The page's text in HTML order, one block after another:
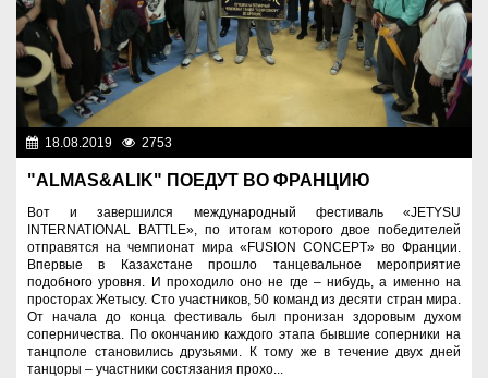
18.08.2019 2753
"АLMAS&ALIK" ПОЕДУТ ВО ФРАНЦИЮ
Вот и завершился международный фестиваль «JETYSU
INTERNATIONAL BATTLE», по итогам которого двое победителей
отправятся на чемпионат мира «FUSION CONCEPT» во Франции.
Впервые в Казахстане прошло танцевальное мероприятие
подобного уровня. И проходило оно не где – нибудь, а именно на
просторах Жетысу. Сто участников, 50 команд из десяти стран мира.
От начала до конца фестиваль был пронизан здоровым духом
соперничества. По окончанию каждого этапа бывшие соперники на
танцполе становились друзьями. К тому же в течение двух дней
танцоры – участники состязания прохо...